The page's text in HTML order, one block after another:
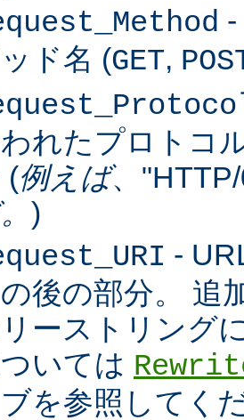
ド名 (GET,
れたプロトコ
(例えば、
)
-
の後の部分。 追
ーストリング
いては
を参照してく